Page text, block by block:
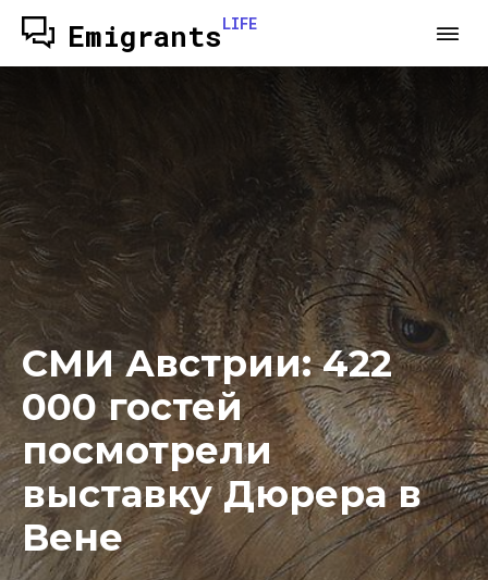
EmigrantsLIFE
СМИ Австрии: 422
000 гостей
посмотрели
выставку Дюрера в
Вене